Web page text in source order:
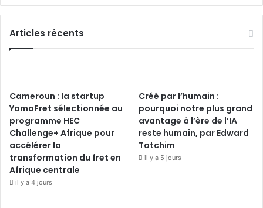
Articles récents
Cameroun : la startup
YamoFret sélectionnée au
programme HEC
Challenge+ Afrique pour
accélérer la
transformation du fret en
Afrique centrale
il y a 4 jours
Créé par l’humain :
pourquoi notre plus grand
avantage à l’ère de l’IA
reste humain, par Edward
Tatchim
il y a 5 jours